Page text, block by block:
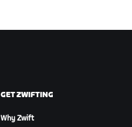
GET ZWIFTING
Why Zwift